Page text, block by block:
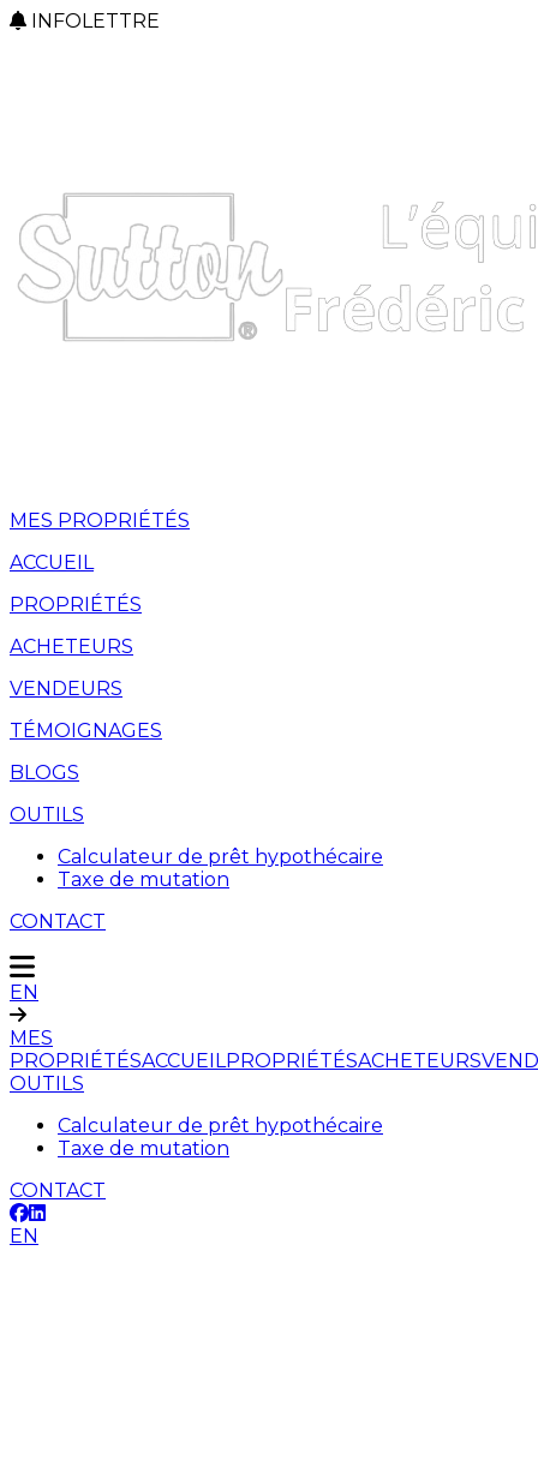
INFOLETTRE
MES PROPRIÉTÉS
ACCUEIL
PROPRIÉTÉS
ACHETEURS
VENDEURS
TÉMOIGNAGES
BLOGS
OUTILS
Calculateur de prêt hypothécaire
Taxe de mutation
CONTACT
EN
MES
PROPRIÉTÉSACCUEILPROPRIÉTÉSACHETEURS
OUTILS
Calculateur de prêt hypothécaire
Taxe de mutation
CONTACT
EN